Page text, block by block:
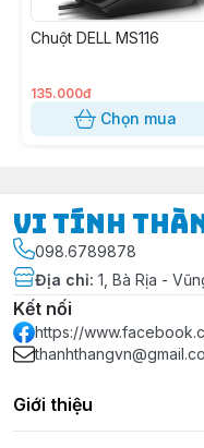
Chuột DELL MS116
135.000đ
Chọn mua
Vi Tính
098.6789878
Địa chỉ: 1, Bà Rịa -
Kết nối
https://
Giới thiệu